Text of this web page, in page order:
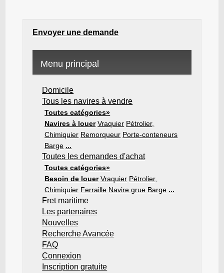
Envoyer une demande
Menu principal
Domicile
Tous les navires à vendre
Toutes catégories»
Navires à louer Vraquier Pétrolier,
Chimiquier Remorqueur Porte-conteneurs
Barge ...
Toutes les demandes d'achat
Toutes catégories»
Besoin de louer Vraquier Pétrolier,
Chimiquier Ferraille Navire grue Barge ...
Fret maritime
Les partenaires
Nouvelles
Recherche Avancée
FAQ
Connexion
Inscription gratuite